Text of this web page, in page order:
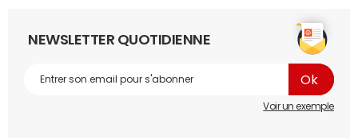
NEWSLETTER QUOTIDIENNE
Voir un exemple